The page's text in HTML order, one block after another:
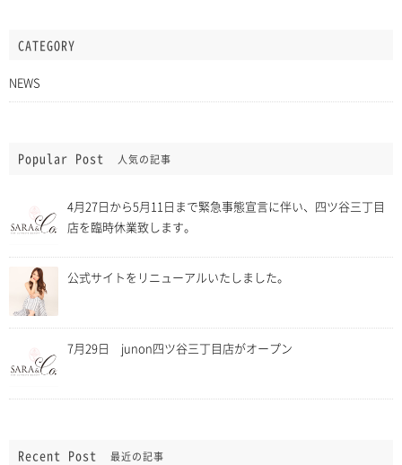
CATEGORY
NEWS
Popular Post 人気の記事
4月27日から5月11日まで緊急事態宣言に伴い、四ツ谷三丁目
店を臨時休業致します。
公式サイトをリニューアルいたしました。
7月29日 junon四ツ谷三丁目店がオープン
Recent Post 最近の記事